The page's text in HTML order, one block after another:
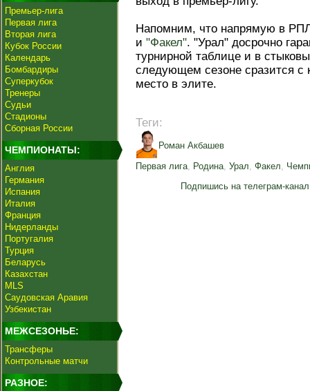
Премьер-лига
Первая лига
Вторая лига
Кубок России
Календарь
Бомбардиры
Суперкубок
Тренеры
Судьи
Стадионы
Сборная России
ЧЕМПИОНАТЫ:
Англия
Германия
Испания
Италия
Франция
Нидерланды
Португалия
Турция
Беларусь
Казахстан
MLS
Саудовская Аравия
Узбекистан
МЕЖСЕЗОНЬЕ:
Трансферы
Контрольные матчи
РАЗНОЕ:
Напомним, что напрямую в
и "Факел". "Урал" досрочно
турнирной таблице и в
следующем сезоне сразится с
место в элите.
Теги:
Роман Акбашев
Первая лига, Родина, Урал, Факел,
Подпишись на телеграм-